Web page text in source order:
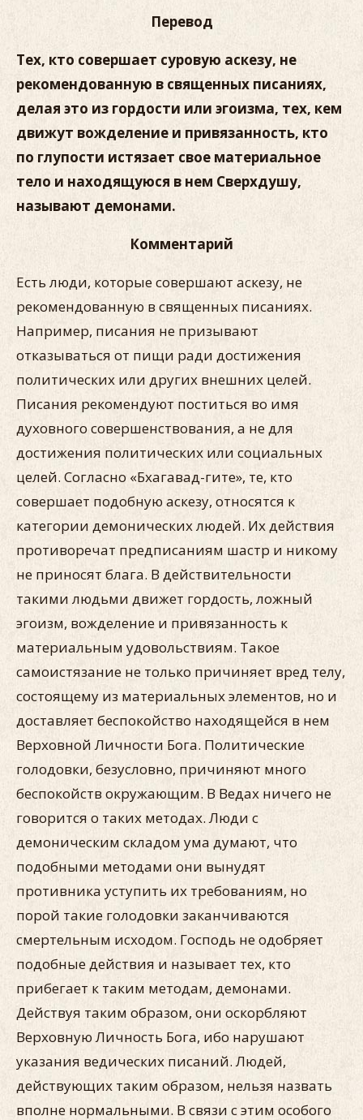
Перевод
Тех, кто совершает суровую аскезу, не
рекомендованную в священных писаниях,
делая это из гордости или эгоизма, тех, кем
движут вожделение и привязанность, кто
по глупости истязает свое материальное
тело и находящуюся в нем Сверхдушу,
называют демонами.
Комментарий
Есть люди, которые совершают аскезу, не
рекомендованную в священных писаниях.
Например, писания не призывают
отказываться от пищи ради достижения
политических или других внешних целей.
Писания рекомендуют поститься во имя
духовного совершенствования, а не для
достижения политических или социальных
целей. Согласно «Бхагавад-гите», те, кто
совершает подобную аскезу, относятся к
категории демонических людей. Их действия
противоречат предписаниям шастр и никому
не приносят блага. В действительности
такими людьми движет гордость, ложный
эгоизм, вожделение и привязанность к
материальным удовольствиям. Такое
самоистязание не только причиняет вред телу,
состоящему из материальных элементов, но и
доставляет беспокойство находящейся в нем
Верховной Личности Бога. Политические
голодовки, безусловно, причиняют много
беспокойств окружающим. В Ведах ничего не
говорится о таких методах. Люди с
демоническим складом ума думают, что
подобными методами они вынудят
противника уступить их требованиям, но
порой такие голодовки заканчиваются
смертельным исходом. Господь не одобряет
подобные действия и называет тех, кто
прибегает к таким методам, демонами.
Действуя таким образом, они оскорбляют
Верховную Личность Бога, ибо нарушают
указания ведических писаний. Людей,
действующих таким образом, нельзя назвать
вполне нормальными. В связи с этим особого